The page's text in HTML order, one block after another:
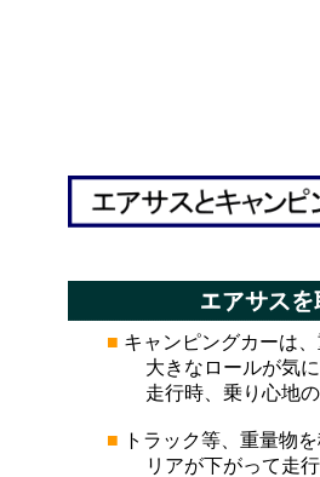
■ キャンピングカーは
大きなロールが気にな
走行時、乗り心地の改
■ トラック等、重量物
リアが下がって走行安